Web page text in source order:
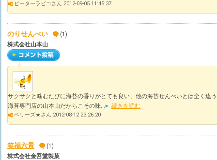
ピーターラビコさん 2012-09-05 11:45:37
のりせんべい
(1)
株式会社山本山
サクサクと噛むたびに海苔の香りがとても良い、他の海苔せんべいとは全く違
海苔専門店の山本山だからこその味...
続きを読む
ベリーズ★さん 2012-08-12 23:26:20
笑福六景
(1)
株式会社金吾堂製菓